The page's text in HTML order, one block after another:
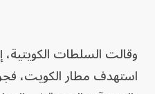
وقالت السلطات الكويتية،
استهدف مطار الكويت،